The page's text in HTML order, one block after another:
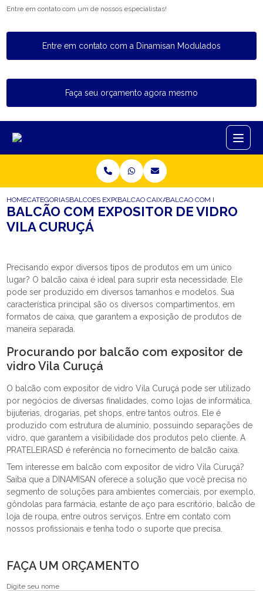
Entre em contato com um de nossos especialistas!
Entre em contato com a Dinamisan Modulados
Faça seu orçamento agora mesmo
HOMECATEGORIASBALCOES EXPOSITORESBALCAO CAIXA EXPOSITORBALCAO COM EXPOSITOR
BALCÃO COM EXPOSITOR DE VIDRO
VILA CURUÇÁ
Precisando expor diversos tipos de produtos em um único
lugar? O balcão caixa é ideal para suprir esta necessidade. Ele
pode ser produzido em diversos tamanhos e modelos. Sua
característica principal são os diversos compartimentos, em
formatos de caixa, que garantem a exposição de produtos de
maneira separada.
Procurando por balcão com expositor de
vidro Vila Curuçá
O balcão com expositor de vidro Vila Curuçá pode ser utilizado
por negócios de diversas finalidades, como lojas de informática,
bijuterias, drogarias, pet shops, entre tantos outros. Ele é
produzido com estrutura de alumínio, possuindo separações de
vidro, que garantem a visibilidade dos produtos pelo cliente. A
PRATELEIRASD é referência no fornecimento de balcão caixa.
Tem interesse em balcão com expositor de vidro Vila Curuçá?
Saiba que a DINAMISAN oferece a solução que você precisa no
segmento de soluções para ambientes comerciais, por exemplo,
gôndolas para farmácia, estante de aço para escritório, balcão de
loja de roupa, entre outros serviços. Entre em contato com
nossos profissionais e tenha todo o suporte que precisa.
FAÇA UM ORÇAMENTO
Digite seu nome